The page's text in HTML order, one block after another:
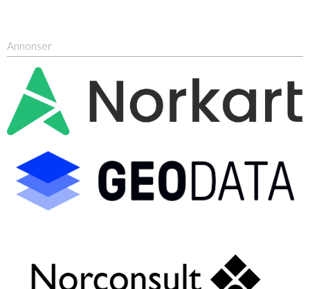
Annonser